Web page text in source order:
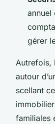
annuel
gérer
Autrefois,
autour
scellant
familiales